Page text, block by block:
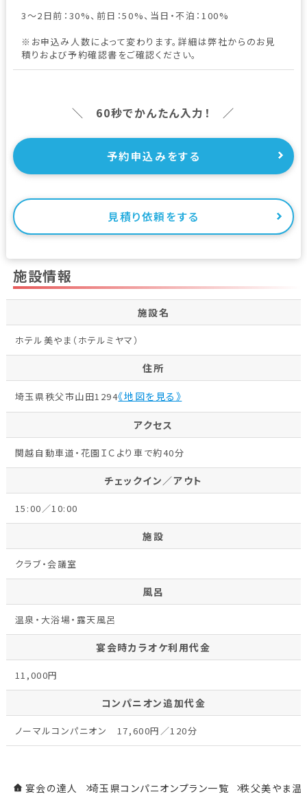
3～2日前：30%、前日：50%、当日・不泊：100%
※お申込み人数によって変わります。詳細は弊社からのお見
積りおよび予約確認書をご確認ください。
＼ 60秒でかんたん入力！ ／
予約申込みをする
見積り依頼をする
施設情報
施設名
ホテル美やま（ホテルミヤマ）
住所
埼玉県秩父市山田1294《地図を見る》
アクセス
関越自動車道・花園ＩＣより車で約40分
チェックイン／アウト
15:00／10:00
施設
クラブ・会議室
風呂
温泉・大浴場・露天風呂
宴会時カラオケ利用代金
11,000円
コンパニオン追加代金
ノーマルコンパニオン 17,600円／120分
宴会の達人 埼玉県コンパニオンプラン一覧 秩父美やま温